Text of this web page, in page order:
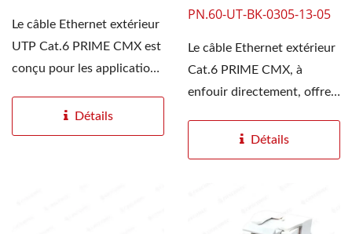
Le câble Ethernet extérieur
UTP Cat.6 PRIME CMX est
conçu pour les applications
Détails
PN.60-UT-BK-0305-13-05
Le câble Ethernet extérieur
Cat.6 PRIME CMX, à
enfouir directement, offre
Détails